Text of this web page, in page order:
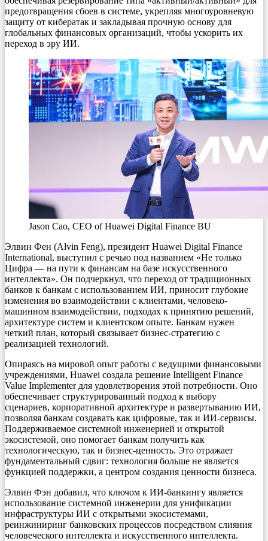
предотвращения сбоев в системе, укрепляя многоуровневую
защиту от кибератак и закладывая прочную основу для
глобальных финансовых организаций, чтобы ускорить их
переход в эру ИИ.
Jason Cao, CEO of Huawei Digital Finance BU
Элвин Фен (Alvin Feng), президент Huawei Digital Finance
International, выступил с речью под названием «Не только
Цифра — на пути к финансам на базе искусственного
интеллекта». Он подчеркнул, что переход от традиционных
банков к банкам с использованием ИИ, приносит глубокие
изменения во взаимодействии с клиентами, человеко-
машинном взаимодействии, подходах к принятию решений,
архитектуре систем и клиентском опыте. Банкам нужен
четкий план, который связывает бизнес-стратегию с
реализацией технологий.
Опираясь на мировой опыт работы с ведущими финансовыми
учреждениями, Huawei создала решение Intelligent Finance
Value Implementer для удовлетворения этой потребности. Оно
обеспечивает структурированный подход к выбору
сценариев, корпоративной архитектуре и развертыванию ИИ,
позволяя банкам создавать как цифровые, так и ИИ-сервисы.
Поддерживаемое системной инженерией и открытой
экосистемой, оно помогает банкам получить как
технологическую, так и бизнес-ценность. Это отражает
фундаментальный сдвиг: технология больше не является
функцией поддержки, а центром создания ценности бизнеса.
Элвин Фэн добавил, что ключом к ИИ-банкингу является
использование системной инженерии для унификации
инфраструктуры ИИ с открытыми экосистемами,
реинжиниринг банковских процессов посредством слияния
человеческого интеллекта и искусственного интеллекта.